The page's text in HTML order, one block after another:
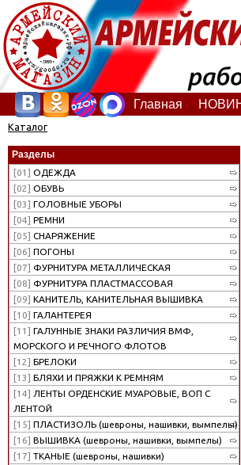
Главная
Каталог
Разделы
[01] ОДЕЖДА
[02] ОБУВЬ
[03] ГОЛОВНЫЕ УБОРЫ
[04] РЕМНИ
[05] СНАРЯЖЕНИЕ
[06] ПОГОНЫ
[07] ФУРНИТУРА МЕТАЛЛИЧЕСКАЯ
[08] ФУРНИТУРА ПЛАСТМАССОВАЯ
[09] КАНИТЕЛЬ, КАНИТЕЛЬНАЯ ВЫШИВКА
[10] ГАЛАНТЕРЕЯ
[11] ГАЛУННЫЕ ЗНАКИ РАЗЛИЧИЯ ВМФ,
МОРСКОГО И РЕЧНОГО ФЛОТОВ
[12] БРЕЛОКИ
[13] БЛЯХИ И ПРЯЖКИ К РЕМНЯМ
[14] ЛЕНТЫ ОРДЕНСКИЕ МУАРОВЫЕ, ВОП С
ЛЕНТОЙ
[15] ПЛАСТИЗОЛЬ (шевроны, нашивки, вымпелы)
[16] ВЫШИВКА (шевроны, нашивки, вымпелы)
[17] ТКАНЫЕ (шевроны, нашивки)